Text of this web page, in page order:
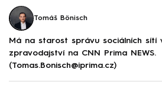
Tomáš Bönisch
Má na starost správu sociálních sítí
zpravodajství na CNN Prima NEWS.
(Tomas.Bonisch@iprima.cz)